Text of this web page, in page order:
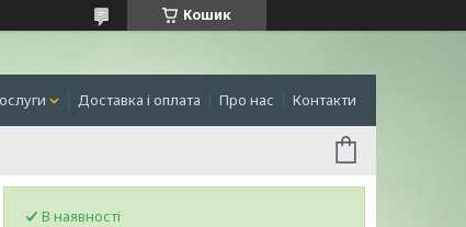
Кошик
Доставка і оплата Про нас Контакти
В наявності